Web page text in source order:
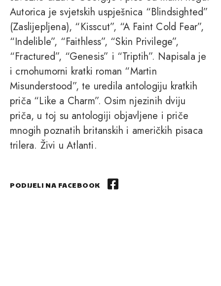
Autorica je svjetskih uspješnica “Blindsighted”
(Zaslijepljena), “Kisscut”, “A Faint Cold Fear”,
“Indelible”, “Faithless”, “Skin Privilege”,
“Fractured”, “Genesis” i “Triptih”. Napisala je
i crnohumorni kratki roman “Martin
Misunderstood”, te uredila antologiju kratkih
priča “Like a Charm”. Osim njezinih dviju
priča, u toj su antologiji objavljene i priče
mnogih poznatih britanskih i američkih pisaca
trilera. Živi u Atlanti.
PODIJELI NA FACEBOOK